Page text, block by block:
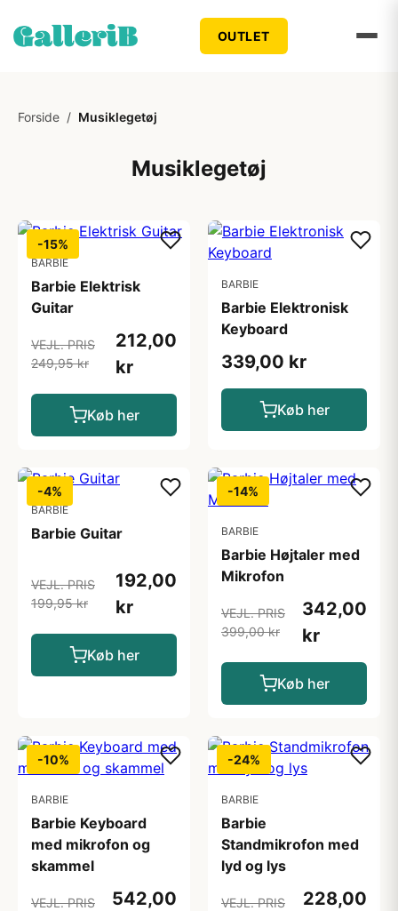
OUTLET
Forside / Musiklegetøj
Musiklegetøj
-15%
BARBIE
Barbie Elektrisk
Guitar
VEJL. PRIS
249,95 kr
212,00
kr
Køb her
BARBIE
Barbie Elektronisk
Keyboard
339,00 kr
Køb her
-4%
BARBIE
Barbie Guitar
VEJL. PRIS
199,95 kr
192,00
kr
Køb her
-14%
BARBIE
Barbie Højtaler med
Mikrofon
VEJL. PRIS
399,00 kr
342,00
kr
Køb her
-10%
BARBIE
Barbie Keyboard
med mikrofon og
skammel
VEJL. PRIS
542,00
-24%
BARBIE
Barbie
Standmikrofon med
lyd og lys
VEJL. PRIS
228,00